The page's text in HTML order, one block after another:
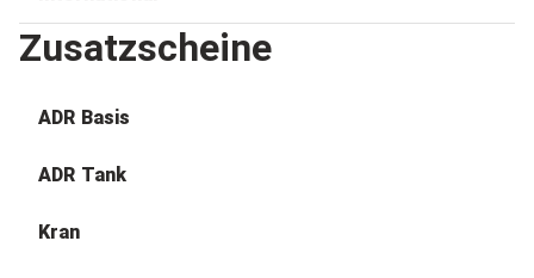
Zusatzscheine
ADR Basis
ADR Tank
Kran